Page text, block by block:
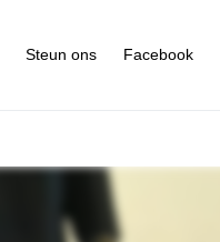
Steun ons Facebook